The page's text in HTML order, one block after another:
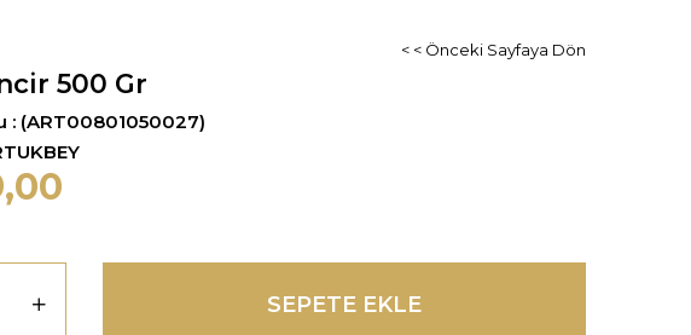
< < Önceki Sayfaya Dön
500 Gr
(ART00801050027)